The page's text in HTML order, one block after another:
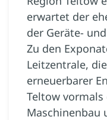
erwartet der
der Geräte-
Zu den
Leitzentrale,
erneuerbarer
Teltow
Maschinenbau